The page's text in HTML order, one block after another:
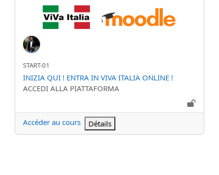
Nom abrégé du cours
START-01
Nom du cours
INIZIA QUI ! ENTRA IN VIVA ITALIA ONLINE !
Catégorie de cours
ACCEDI ALLA PIATTAFORMA
Accéder au cours Détails